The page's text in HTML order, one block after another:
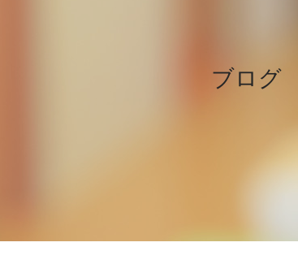
～エキシマライト（紫外線ブログ